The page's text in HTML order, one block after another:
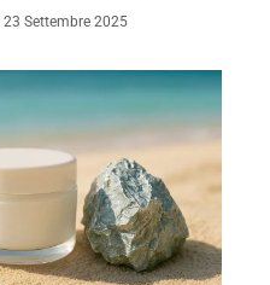
23 Settembre 2025